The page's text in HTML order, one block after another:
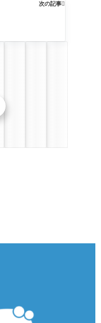
次の記事